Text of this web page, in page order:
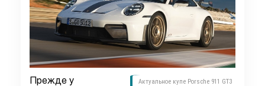
Актуальное купе Porsche 911 GT3
Прежде у